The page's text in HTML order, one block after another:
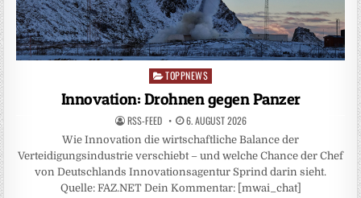
Posted
in
TOPPNEWS
Innovation: Drohnen gegen Panzer
RSS-FEED 6. AUGUST 2026
Wie Innovation die wirtschaftliche Balance der
Verteidigungsindustrie verschiebt – und welche Chance der Chef
von Deutschlands Innovationsagentur Sprind darin sieht.
Quelle: FAZ.NET Dein Kommentar: [mwai_chat]